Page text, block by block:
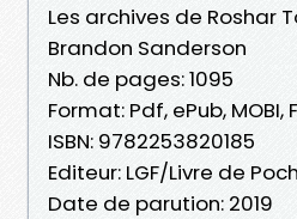
Les archives de Roshar
Brandon Sanderson
Nb. de pages: 1095
Format: Pdf, ePub, MOBI,
ISBN: 9782253820185
Editeur: LGF/Livre de
Date de parution: 2019